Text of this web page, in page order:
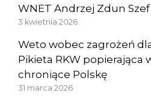
WNET Andrzej Zdun
3 kwietnia 2026
Weto wobec zagrożeń
Pikieta RKW popierająca
chroniące Polskę
31 marca 2026